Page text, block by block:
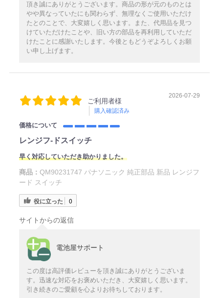
頂き誠にありがとうございます。商品の形が元のものとは
やや異なっていたにも関わらず、無理なくご使用いただけ
たとのことで、大変嬉しく思います。また、代用品を見つ
けていただけたことや、旧い方の部品を再利用していただ
けたことに感謝いたします。今後ともどうぞよろしくお願
い申し上げます。
ご利用者様
購入確認済み
2026-07-29
価格について
レンジフ‐ドスイッチ
早く対応していただき助かりました。
商品： QM90231747 パナソニック 純正部品 新品 レンジフ
ード スイッチ
役に立った 0
サイトからの返信
電池屋サポート
この度は高評価レビューを頂き誠にありがとうございま
す。迅速な対応をお褒めいただき、大変嬉しく思います。
引き続きのご愛顧を心よりお待ちしております。